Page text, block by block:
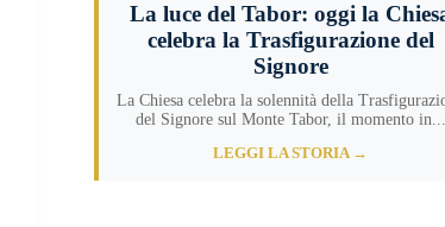
La luce del Tabor: oggi la
celebra la Trasfigurazione del
Signore
La Chiesa celebra la solennità della
del Signore sul Monte Tabor, il momento in...
LEGGI LA STORIA →